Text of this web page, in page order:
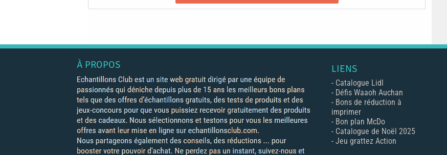
À PROPOS LIENS
- Catalogue Lidl
- Défis Waaoh Auchan
- Bons de réduction à
imprimer
- Bon plan McDo
- Catalogue de Noël 2025
- Jeu grattez Action